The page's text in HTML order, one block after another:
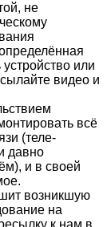
не
или
видео и
всё
(теле-
давно
и в своей
возникшую
на